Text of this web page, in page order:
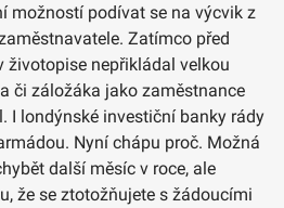
možností podívat se na výcvik z
Zatímco před
životopise nepřikládal velkou
či záložáka jako zaměstnance
I londýnské investiční banky rády
Nyní chápu proč. Možná
další měsíc v roce, ale
že se ztotožňujete s žádoucími